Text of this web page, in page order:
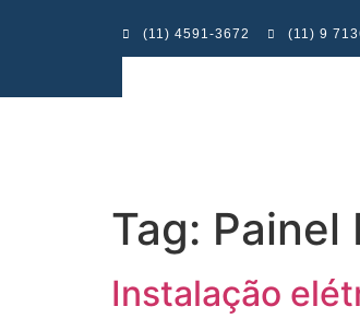
(11) 4591-3672 (11) 9
Tag: Painel
Instalação